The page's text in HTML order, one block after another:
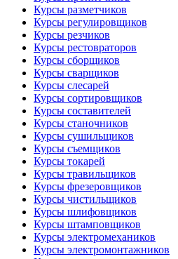
Курсы разметчиков
Курсы регулировщиков
Курсы резчиков
Курсы рестовраторов
Курсы сборщиков
Курсы сварщиков
Курсы слесарей
Курсы сортировщиков
Курсы составителей
Курсы станочников
Курсы сушильщиков
Курсы съемщиков
Курсы токарей
Курсы травильщиков
Курсы фрезеровщиков
Курсы чистильщиков
Курсы шлифовщиков
Курсы штамповщиков
Курсы электромехаников
Курсы электромонтажников